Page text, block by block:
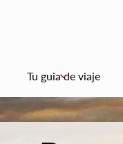
Tu guia de viaje
keyboard_arrow_down